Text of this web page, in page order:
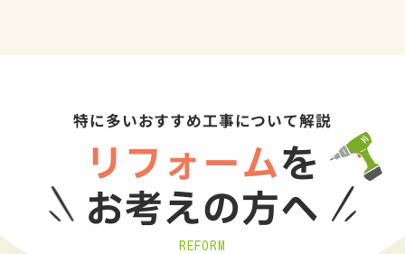
特に多いおすすめ工事について解説
リフォームを
お考えの方へ
REFORM